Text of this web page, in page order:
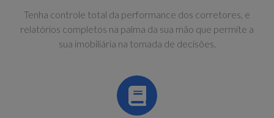
Tenha controle total da performance dos corretores, e
relatórios completos na palma da sua mão que permite a
sua imobiliária na tomada de decisões.